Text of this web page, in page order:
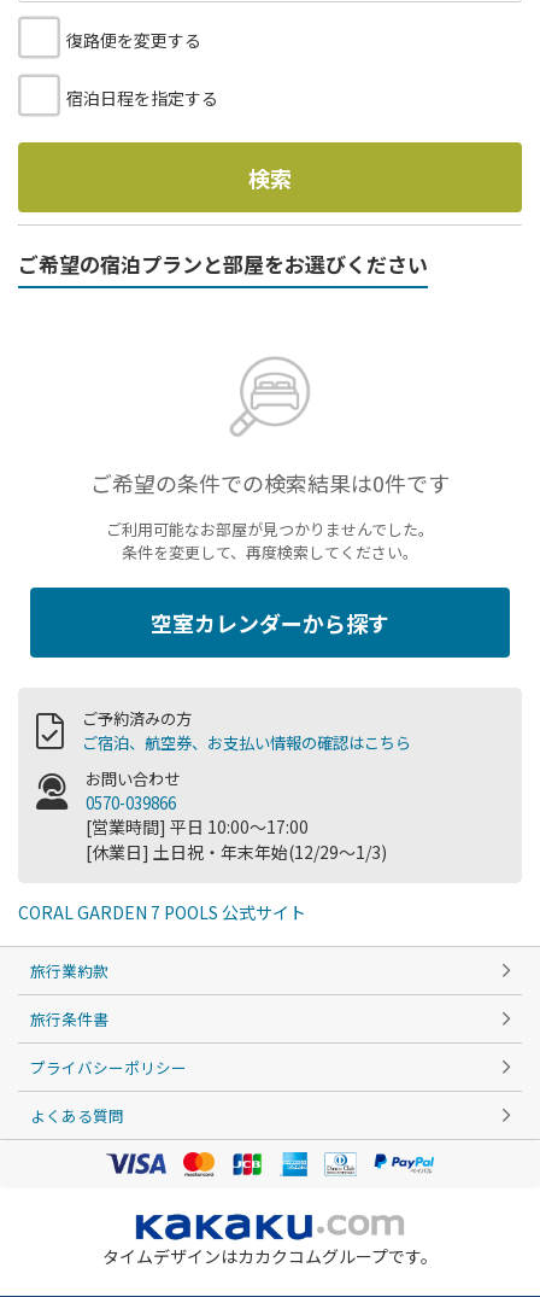
復路便を変更する
宿泊日程を指定する
検索
ご希望の宿泊プランと部屋をお選びください
ご希望の条件での検索結果は0件です
ご利用可能なお部屋が見つかりませんでした。
条件を変更して、再度検索してください。
空室カレンダーから探す
ご予約済みの方
ご宿泊、航空券、お支払い情報の確認はこちら
お問い合わせ
0570-039866
[営業時間] 平日 10:00～17:00
[休業日] 土日祝・年末年始(12/29～1/3)
CORAL GARDEN 7 POOLS 公式サイト
旅行業約款
旅行条件書
プライバシーポリシー
よくある質問
タイムデザインはカカクコムグループです。